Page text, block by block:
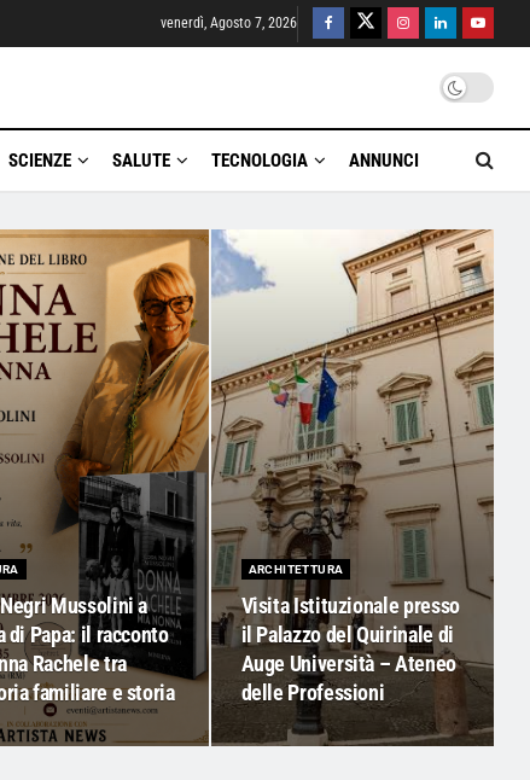
venerdì, Agosto 7, 2026
SCIENZE SALUTE TECNOLOGIA ANNUNCI
Mussolini a
di Papa: il racconto
Rachele tra
familiare e storia
ARCHITETTURA
Visita Istituzionale presso
il Palazzo del Quirinale di
Auge Università – Ateneo
delle Professioni